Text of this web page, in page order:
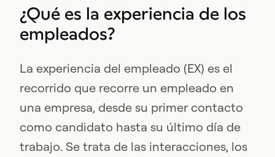
¿Qué es la experiencia de los
empleados?
La experiencia del empleado (EX) es el
recorrido que recorre un empleado en
una empresa, desde su primer contacto
como candidato hasta su último día de
trabajo. Se trata de las interacciones, los